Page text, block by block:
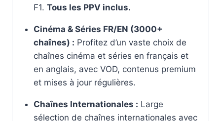
F1. Tous les PPV inclus.
Cinéma & Séries FR/EN (3000+
chaînes) : Profitez d’un vaste choix de
chaînes cinéma et séries en français et
en anglais, avec VOD, contenus premium
et mises à jour régulières.
Chaînes Internationales : Large
sélection de chaînes internationales avec